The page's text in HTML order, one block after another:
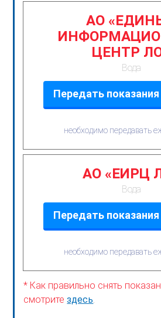
АО
ЦЕНТР
Вода
Передать
необходимо передавать
АО «ЕИРЦ
Вода
Передать
необходимо передавать
* Как правильно снять
смотритездесь